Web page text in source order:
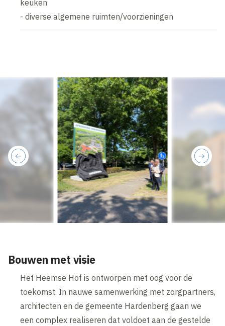
keuken
- diverse algemene ruimten/voorzieningen
next
previous
Bouwen met visie
Het Heemse Hof is ontworpen met oog voor de
toekomst. In nauwe samenwerking met zorgpartners,
architecten en de gemeente Hardenberg gaan we
een complex realiseren dat voldoet aan de gestelde